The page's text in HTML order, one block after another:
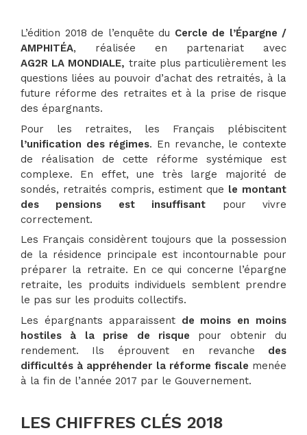
L’édition 2018 de l’enquête du Cercle de l’Épargne /
AMPHITÉA, réalisée en partenariat avec
AG2R LA MONDIALE, traite plus particulièrement les
questions liées au pouvoir d’achat des retraités, à la
future réforme des retraites et à la prise de risque
des épargnants.
Pour les retraites, les Français plébiscitent
l’unification des régimes. En revanche, le contexte
de réalisation de cette réforme systémique est
complexe. En effet, une très large majorité de
sondés, retraités compris, estiment que le montant
des pensions est insuffisant pour vivre
correctement.
Les Français considèrent toujours que la possession
de la résidence principale est incontournable pour
préparer la retraite. En ce qui concerne l’épargne
retraite, les produits individuels semblent prendre
le pas sur les produits collectifs.
Les épargnants apparaissent de moins en moins
hostiles à la prise de risque pour obtenir du
rendement. Ils éprouvent en revanche des
difficultés à appréhender la réforme fiscale menée
à la fin de l’année 2017 par le Gouvernement.
LES CHIFFRES CLÉS 2018